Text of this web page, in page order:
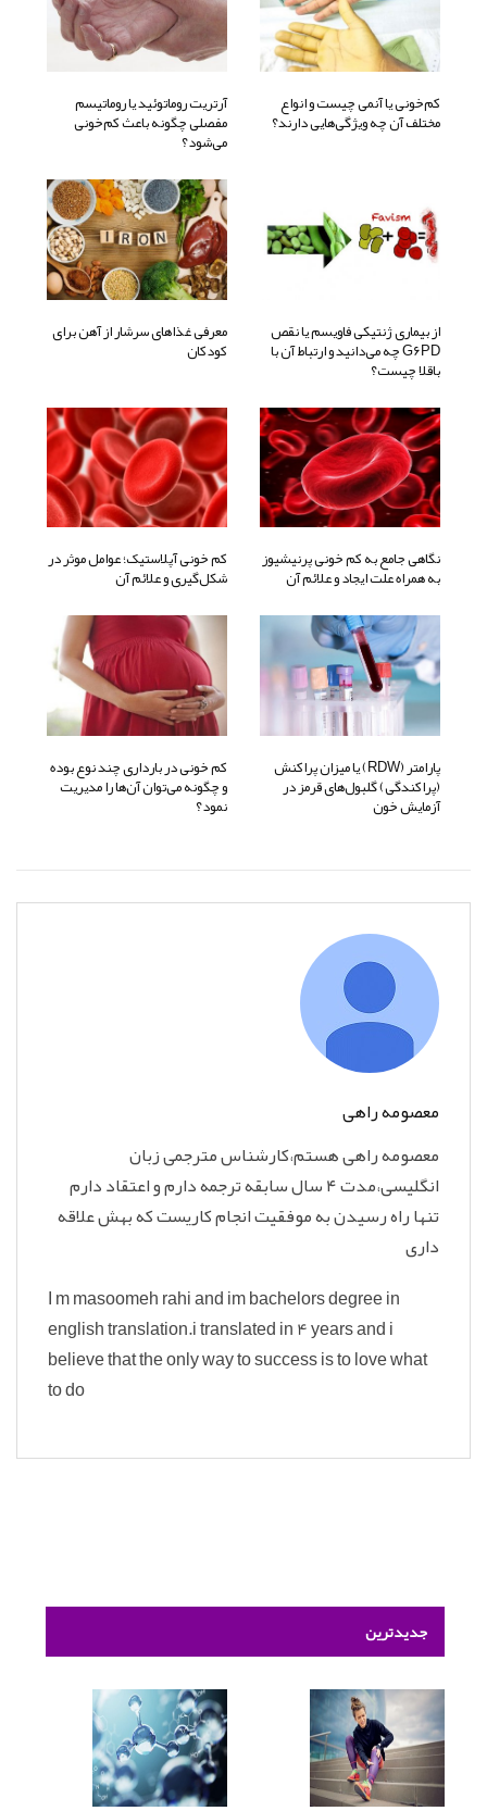
کم‌خونی یا آنمی چیست و انواع
مختلف آن چه ویژگی‌هایی دارند؟
آرتریت روماتوئید یا روماتیسم
مفصلی چگونه باعث کم‌خونی
می‌شود؟
از بیماری ژنتیکی فاویسم یا نقص
G6PD چه می‌دانید و ارتباط آن با
باقلا چیست؟
معرفی غذاهای سرشار از آهن برای
کودکان
نگاهی جامع به کم خونی پرنیشیوز
به همراه علت ایجاد و علائم آن
کم خونی آپلاستیک؛ عوامل موثر در
شکل‌گیری و علائم آن
پارامتر (RDW) یا میزان پراکنش
(پراکندگی) گلبول‌های قرمز در
آزمایش خون
کم خونی در بارداری چند نوع بوده
و چگونه می‌توان آن‌ها را مدیریت
نمود؟
معصومه راهی
معصومه راهی هستم،کارشناس مترجمی زبان
انگلیسی،مدت ۴ سال سابقه ترجمه دارم و اعتقاد دارم
تنها راه رسیدن به موفقیت انجام کاریست که بهش علاقه
داری
I m masoomeh rahi and im bachelors degree in
english translation.i translated in 4 years and i
believe that the only way to success is to love what
to do
جدیدترین